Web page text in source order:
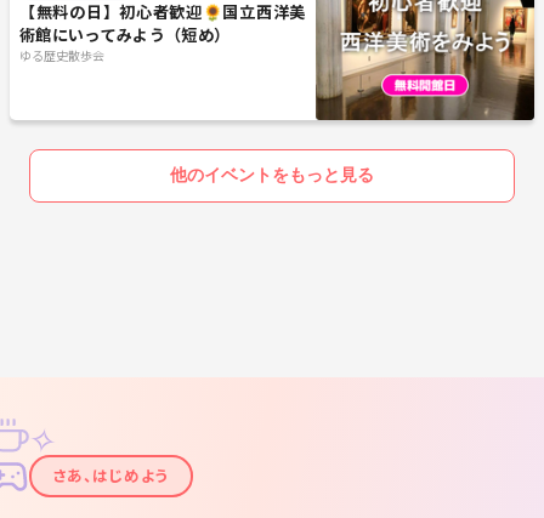
【無料の日】初心者歓迎🌻国立西洋美
術館にいってみよう（短め）
ゆる歴史散歩会
他のイベントをもっと見る
✦
✧
さあ、はじめよう